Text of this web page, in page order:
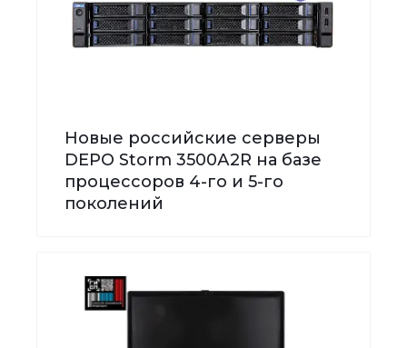
Новые российские серверы
DEPO Storm 3500А2R на базе
процессоров 4-го и 5-го
поколений